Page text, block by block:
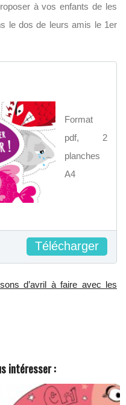
à vos enfants de les
le dos de leurs amis le 1er
Format
pdf, 2
planches
A4
Télécharger
d’avril à faire avec les
intéresser :